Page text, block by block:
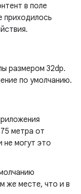
в поле
приходилось
размером 32dp.
по умолчанию.
метра от
не могут это
же месте, что и в